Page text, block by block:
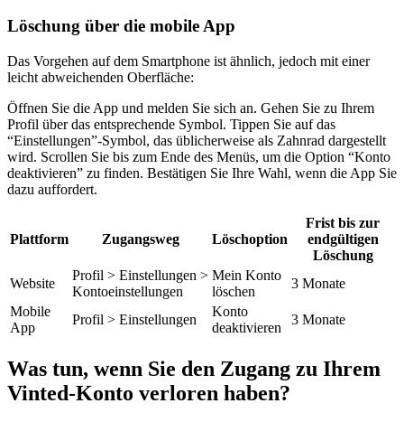
Löschung über die mobile App
Das Vorgehen auf dem Smartphone ist ähnlich, jedoch mit einer
leicht abweichenden Oberfläche:
Öffnen Sie die App und melden Sie sich an. Gehen Sie zu Ihrem
Profil über das entsprechende Symbol. Tippen Sie auf das
“Einstellungen”-Symbol, das üblicherweise als Zahnrad dargestellt
wird. Scrollen Sie bis zum Ende des Menüs, um die Option “Konto
deaktivieren” zu finden. Bestätigen Sie Ihre Wahl, wenn die App Sie
dazu auffordert.
Plattform Zugangsweg Löschoption
Frist bis zur
endgültigen
Löschung
Website
Profil > Einstellungen >
Kontoeinstellungen
Mein Konto
löschen
3 Monate
Mobile
App
Profil > Einstellungen
Konto
deaktivieren
3 Monate
Was tun, wenn Sie den Zugang zu Ihrem
Vinted-Konto verloren haben?